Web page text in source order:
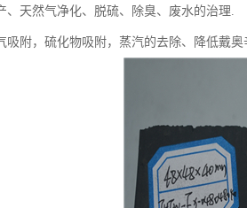
、天然气净化、脱硫、除臭、废水的治理.
吸附，硫化物吸附，蒸汽的去除、降低戴奥